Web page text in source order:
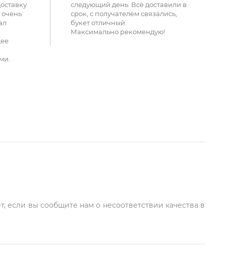
следующий день. Всё доставили в
срок, с получателем связались,
букет отличный.
Максимально рекомендую!
если вы сообщите нам о несоответствии качества в